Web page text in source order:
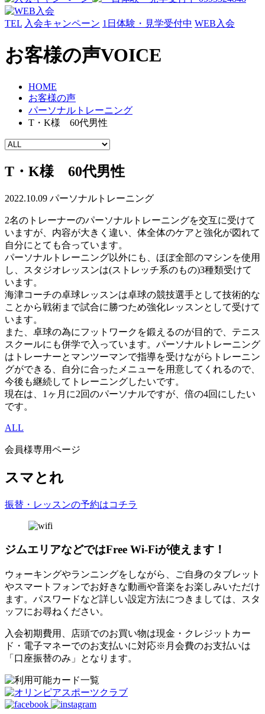
TEL 入会キャンペーン 1日体験・見学受付中 WEB入会
お客様の声VOICE
HOME
お客様の声
パーソナルトレーニング
T・K様 60代男性
T・K様 60代男性
2022.10.09 パーソナルトレーニング
2名のトレーナーのパーソナルトレーニングを交互に受けて
いますが、内容が大きく違い、体全体のケアと強化が図れて
自分にとても合っています。
パーソナルトレーニング以外にも、ほぼ全部のマシンを使用
し、スタジオレッスンは(ストレッチ系のもの)3種類受けて
います。
海津コーチの卓球レッスンは卓球の競技選手として技術的な
ことから戦術まで試合に勝つため強化レッスンとして受けて
います。
また、卓球の為にフットワークを鍛えるのが目的で、テニス
スクールにも併学で入っています。パーソナルトレーニング
はトレーナーとマンツーマンで指導を受けながらトレーニン
グができる、自分に合ったメニューを用意してくれるので、
今後も継続してトレーニングしたいです。
現在は、1ヶ月に2回のパーソナルですが、倍の4回にしたい
です。
ALL
会員様専用ページ
スマとれ
振替・レッスンの予約はコチラ
ジムエリアなどではFree Wi-Fiが使えます！
ウォーキングやランニングをしながら、ご自身のタブレット
やスマートフォンでお好きな動画や音楽をお楽しみいただけ
ます。パスワードなど詳しい設定方法につきましては、スタ
ッフにお尋ねください。
入会初期費用、店頭でのお買い物は現金・クレジットカー
ド・電子マネーでのお支払いに対応※月会費のお支払いは
「口座振替のみ」となります。